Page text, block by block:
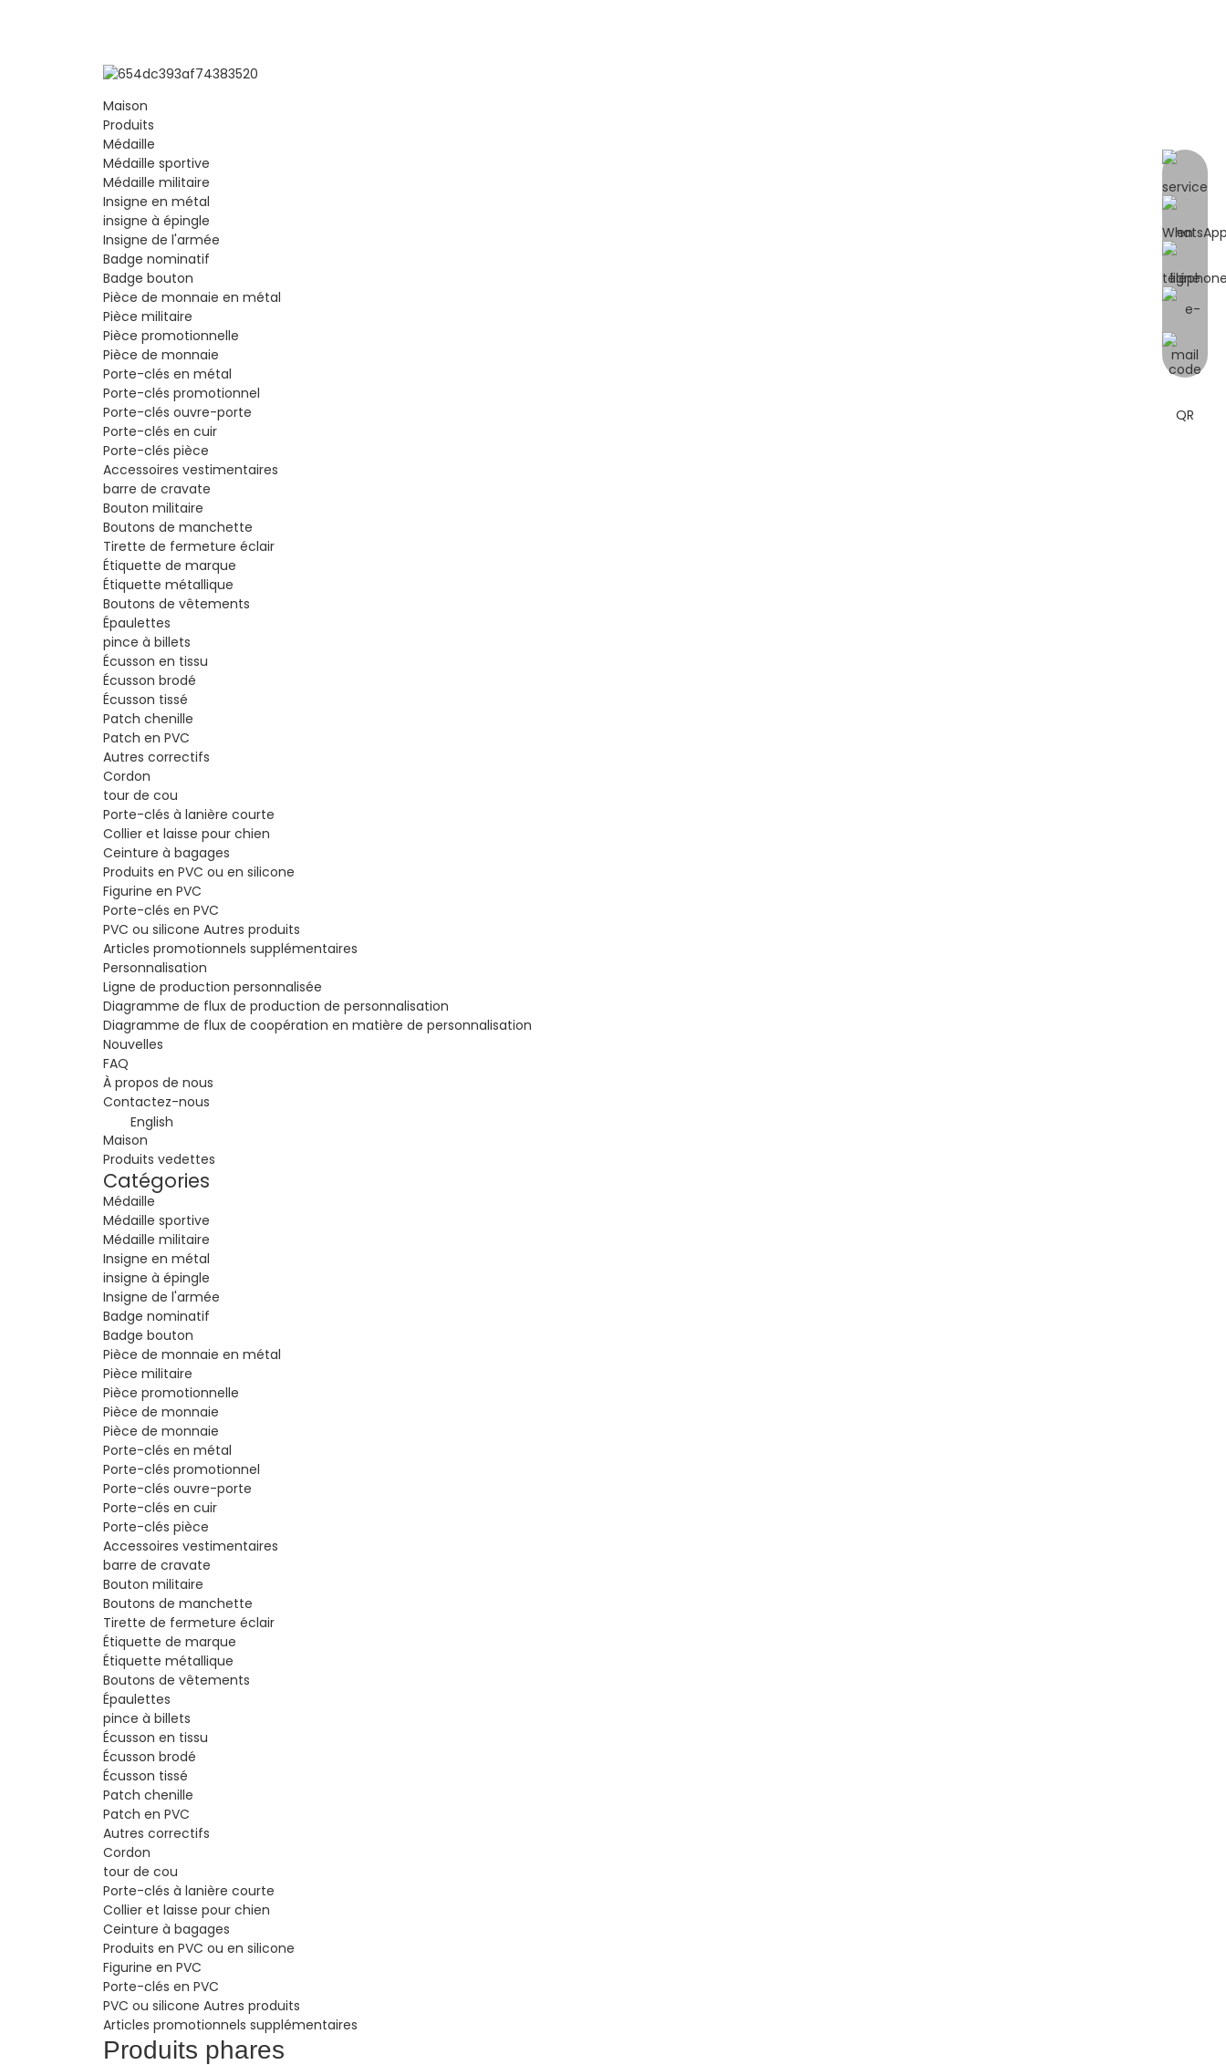
Maison
Produits
Médaille
Médaille sportive
Médaille militaire
Insigne en métal
insigne à épingle
Insigne de l'armée
Badge nominatif
Badge bouton
Pièce de monnaie en métal
Pièce militaire
Pièce promotionnelle
Pièce de monnaie
Porte-clés en métal
Porte-clés promotionnel
Porte-clés ouvre-porte
Porte-clés en cuir
Porte-clés pièce
Accessoires vestimentaires
barre de cravate
Bouton militaire
Boutons de manchette
Tirette de fermeture éclair
Étiquette de marque
Étiquette métallique
Boutons de vêtements
Épaulettes
pince à billets
Écusson en tissu
Écusson brodé
Écusson tissé
Patch chenille
Patch en PVC
Autres correctifs
Cordon
tour de cou
Porte-clés à lanière courte
Collier et laisse pour chien
Ceinture à bagages
Produits en PVC ou en silicone
Figurine en PVC
Porte-clés en PVC
PVC ou silicone Autres produits
Articles promotionnels supplémentaires
Personnalisation
Ligne de production personnalisée
Diagramme de flux de production de personnalisation
Diagramme de flux de coopération en matière de personnalisation
Nouvelles
FAQ
À propos de nous
Contactez-nous
English
Maison
Produits vedettes
Catégories
Médaille
Médaille sportive
Médaille militaire
Insigne en métal
insigne à épingle
Insigne de l'armée
Badge nominatif
Badge bouton
Pièce de monnaie en métal
Pièce militaire
Pièce promotionnelle
Pièce de monnaie
Pièce de monnaie
Porte-clés en métal
Porte-clés promotionnel
Porte-clés ouvre-porte
Porte-clés en cuir
Porte-clés pièce
Accessoires vestimentaires
barre de cravate
Bouton militaire
Boutons de manchette
Tirette de fermeture éclair
Étiquette de marque
Étiquette métallique
Boutons de vêtements
Épaulettes
pince à billets
Écusson en tissu
Écusson brodé
Écusson tissé
Patch chenille
Patch en PVC
Autres correctifs
Cordon
tour de cou
Porte-clés à lanière courte
Collier et laisse pour chien
Ceinture à bagages
Produits en PVC ou en silicone
Figurine en PVC
Porte-clés en PVC
PVC ou silicone Autres produits
Articles promotionnels supplémentaires
Produits phares